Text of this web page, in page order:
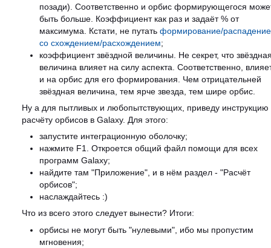
позади). Соответственно и орбис формирующегося
быть больше. Коэффициент как раз и задаёт % от
максимума. Кстати, не путать формирование/распадение
со схождением/расхождением;
коэффициент звёздной величины. Не секрет, что
величина влияет на силу аспекта. Соответственно,
и на орбис для его формирования. Чем отрицательней
звёздная величина, тем ярче звезда, тем шире орбис.
Ну а для пытливых и любопытствующих, приведу инструкцию
расчёту орбисов в Galaxy. Для этого:
запустите интеграционную оболочку;
нажмите F1. Откроется общий файл помощи для всех
программ Galaxy;
найдите там "Приложение", и в нём раздел - "Расчёт
орбисов";
наслаждайтесь :)
Что из всего этого следует вынести? Итоги:
орбисы не могут быть "нулевыми", ибо мы пропустим
мгновения;